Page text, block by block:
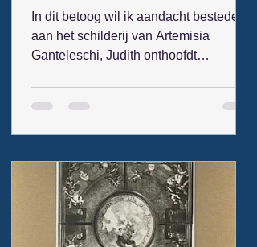
In dit betoog wil ik aandacht besteden
aan het schilderij van Artemisia
Ganteleschi, Judith onthoofdt
filosofische theorieën over de
esthetische ervaring van medelijden en
van wrede taferelen in kunstwerken.
Het gaat hier om het begrip catharsis,
dat werd geïntroduceerd door de
Griekse filosoof Aristoteles die in de